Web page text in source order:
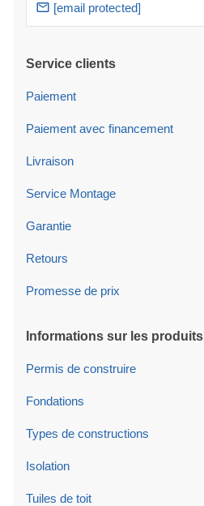
[email protected]
Service clients
Paiement
Paiement avec financement
Livraison
Service Montage
Garantie
Retours
Promesse de prix
Informations sur les produits
Permis de construire
Fondations
Types de constructions
Isolation
Tuiles de toit